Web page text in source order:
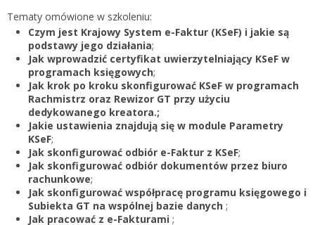
Zapomniałem hasła
Nie masz konta
Zarejestruj
Tematy omówione w szkoleniu:
Czym jest Krajowy System e-Faktur (KSeF) i jakie są
podstawy jego działania;
Jak wprowadzić certyfikat uwierzytelniający KSeF w
programach księgowych;
Jak krok po kroku skonfigurować KSeF w programach
Rachmistrz oraz Rewizor GT przy użyciu
dedykowanego kreatora.;
Jakie ustawienia znajdują się w module Parametry
KSeF;
Jak skonfigurować odbiór e-Faktur z KSeF;
Jak skonfigurować odbiór dokumentów przez biuro
rachunkowe;
Jak skonfigurować współpracę programu księgowego i
Subiekta GT na wspólnej bazie danych ;
Jak pracować z e-Fakturami ;